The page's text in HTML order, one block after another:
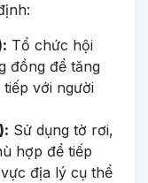
Tổ chức hội
đồng để tăng
với người
Sử dụng tờ rơi,
hợp để tiếp
địa lý cụ thể